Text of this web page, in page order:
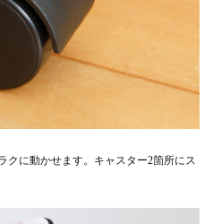
クに動かせます。キャスター2箇所にス